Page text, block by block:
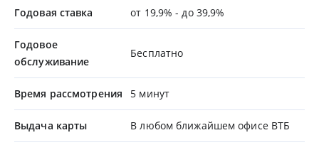
Годовая ставка от 19,9% - до 39,9%
Годовое
обслуживание
Бесплатно
Время рассмотрения 5 минут
Выдача карты В любом ближайшем офисе ВТБ